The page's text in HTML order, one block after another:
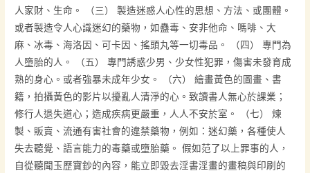
人家財、生命。 （三） 製造迷惑人心性的思想、方法、或團體。
或者製造令人心識迷幻的藥物，如蠱毒、安非他命、嗎啡、大
麻、冰毒、海洛因、可卡因、搖頭丸等一切毒品。 （四） 專門為
人墮胎的人。 （五） 專門誘惑少男、少女性犯罪，傷害未發育成
熟的身心。或者強暴未成年少女。 （六） 繪畫黃色的圖畫、書
籍，拍攝黃色的影片以擾亂人清淨的心。致讀書人無心於課業；
修行人退失道心；造成疾病更嚴重，人人不安於室。 （七） 煉
製、販賣、流通有害社會的違禁藥物，例如：迷幻藥，各種使人
失去聽覺、語言能力的毒藥或墮胎藥。 假如范了以上罪事的人，
自從聽聞玉歷寶鈔的內容，能立即毀去淫書淫畫的畫稿與印刷的